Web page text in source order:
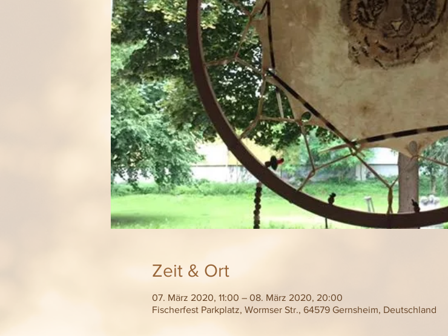
Zeit & Ort
07. März 2020, 11:00 – 08. März 2020, 20:00
Fischerfest Parkplatz, Wormser Str., 64579 Gernsheim, Deutschland